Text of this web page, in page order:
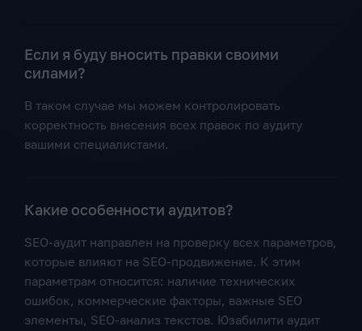
Если я буду вносить правки своими
силами?
В таком случае мы можем контролировать
корректность внесения всех правок по аудиту
вашими специалистами.
Какие особенности аудитов?
SEO-аудит направлен на проверку всех параметров,
которые влияют на SEO-продвижение. К этим
параметрам относится: наличие технических
ошибок, коммерческие факторы, важные SEO
элементы, SEO-анализ текстов. Юзабилити аудит